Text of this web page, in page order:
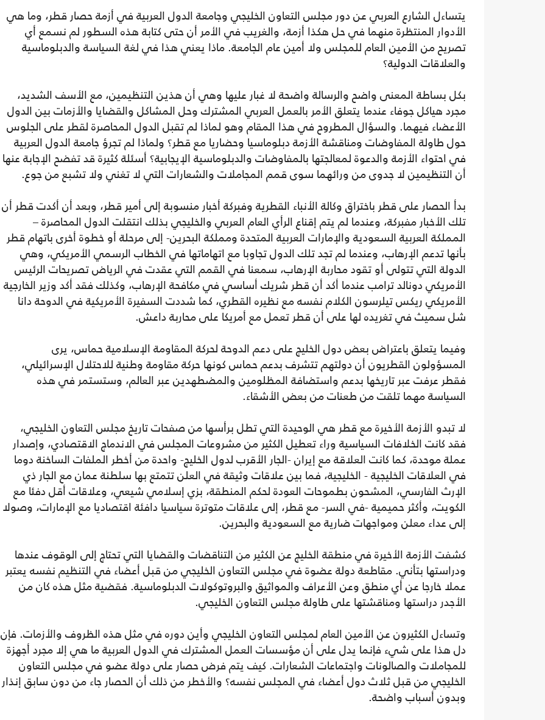
يتساءل الشارع العربي عن دور مجلس التعاون الخليجي وجامعة الدول العربية في أزمة حصار قطر، وما هي
الأدوار المنتظرة منهما في حل هكذا أزمة، والغريب في الأمر أن حتى كتابة هذه السطور لم نسمع أي
تصريح من الأمين العام للمجلس ولا أمين عام الجامعة. ماذا يعني هذا في لغة السياسة والدبلوماسية
والعلاقات الدولية؟
بكل بساطة المعنى واضح والرسالة واضحة لا غبار عليها وهي أن هذين التنظيمين، مع الأسف الشديد،
مجرد هياكل جوفاء عندما يتعلق الأمر بالعمل العربي المشترك وحل المشاكل والقضايا والأزمات بين الدول
الأعضاء فيهما. والسؤال المطروح في هذا المقام وهو لماذا لم تقبل الدول المحاصرة لقطر على الجلوس
حول طاولة المفاوضات ومناقشة الأزمة دبلوماسيا وحضاريا مع قطر؟ ولماذا لم تجرؤ جامعة الدول العربية
في احتواء الأزمة والدعوة لمعالجتها بالمفاوضات والدبلوماسية الإيجابية؟ أسئلة كثيرة قد تفضح الإجابة عنها
أن التنظيمين لا جدوى من ورائهما سوى قمم المجاملات والشعارات التي لا تغني ولا تشبع من جوع.
بدأ الحصار على قطر باختراق وكالة الأنباء القطرية وفبركة أخبار منسوبة إلى أمير قطر، وبعد أن أكدت قطر أن
تلك الأخبار مفبركة، وعندما لم يتم إقناع الرأي العام العربي والخليجي بذلك انتقلت الدول المحاصرة –
المملكة العربية السعودية والإمارات العربية المتحدة ومملكة البحرين- إلى مرحلة أو خطوة أخرى باتهام قطر
بأنها تدعم الإرهاب، وعندما لم تجد تلك الدول تجاوبا مع اتهاماتها في الخطاب الرسمي الأمريكي، وهي
الدولة التي تتولى أو تقود محاربة الإرهاب، سمعنا في القمم التي عقدت في الرياض تصريحات الرئيس
الأمريكي دونالد ترامب عندما أكد أن قطر شريك أساسي في مكافحة الإرهاب، وكذلك فقد أكد وزير الخارجية
الأمريكي ريكس تيلرسون الكلام نفسه مع نظيره القطري، كما شددت السفيرة الأمريكية في الدوحة دانا
شل سميث في تغريده لها على أن قطر تعمل مع أمريكا على محاربة داعش.
وفيما يتعلق باعتراض بعض دول الخليج على دعم الدوحة لحركة المقاومة الإسلامية حماس، يرى
المسؤولون القطريون أن دولتهم تتشرف بدعم حماس كونها حركة مقاومة وطنية للاحتلال الإسرائيلي،
فقطر عرفت عبر تاريخها بدعم واستضافة المظلومين والمضطهدين عبر العالم، وستستمر في هذه
السياسة مهما تلقت من طعنات من بعض الأشقاء.
لا تبدو الأزمة الأخيرة مع قطر هي الوحيدة التي تطل برأسها من صفحات تاريخ مجلس التعاون الخليجي،
فقد كانت الخلافات السياسية وراء تعطيل الكثير من مشروعات المجلس في الاندماج الاقتصادي، وإصدار
عملة موحدة، كما كانت العلاقة مع إيران -الجار الأقرب لدول الخليج- واحدة من أخطر الملفات الساخنة دوما
في العلاقات الخليجية - الخليجية، فما بين علاقات وثيقة في العلن تتمتع بها سلطنة عمان مع الجار ذي
الإرث الفارسي، المشحون بطموحات العودة لحكم المنطقة، بزي إسلامي شيعي، وعلاقات أقل دفئا مع
الكويت، وأكثر حميمية -في السر- مع قطر، إلى علاقات متوترة سياسيا دافئة اقتصاديا مع الإمارات، وصولا
إلى عداء معلن ومواجهات ضارية مع السعودية والبحرين.
كشفت الأزمة الأخيرة في منطقة الخليج عن الكثير من التناقضات والقضايا التي تحتاج إلى الوقوف عندها
ودراستها بتأني. مقاطعة دولة عضوة في مجلس التعاون الخليجي من قبل أعضاء في التنظيم نفسه يعتبر
عملا خارجا عن أي منطق وعن الأعراف والمواثيق والبروتوكولات الدبلوماسية. فقضية مثل هذه كان من
الأجدر دراستها ومناقشتها على طاولة مجلس التعاون الخليجي.
وتساءل الكثيرون عن الأمين العام لمجلس التعاون الخليجي وأين دوره في مثل هذه الظروف والأزمات. فإن
دل هذا على شيء فإنما يدل على أن مؤسسات العمل المشترك في الدول العربية ما هي إلا مجرد أجهزة
للمجاملات والصالونات واجتماعات الشعارات. كيف يتم فرض حصار على دولة عضو في مجلس التعاون
الخليجي من قبل ثلاث دول أعضاء في المجلس نفسه؟ والأخطر من ذلك أن الحصار جاء من دون سابق إنذار
وبدون أسباب واضحة.